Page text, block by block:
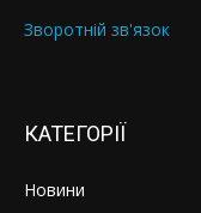
Зворотній зв'язок
КАТЕГОРІЇ
Новини